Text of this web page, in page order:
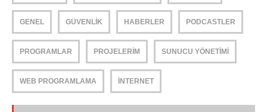
GENEL GÜVENLIK HABERLER PODCASTLER
PROGRAMLAR PROJELERIM SUNUCU YÖNETIMI
WEB PROGRAMLAMA İNTERNET